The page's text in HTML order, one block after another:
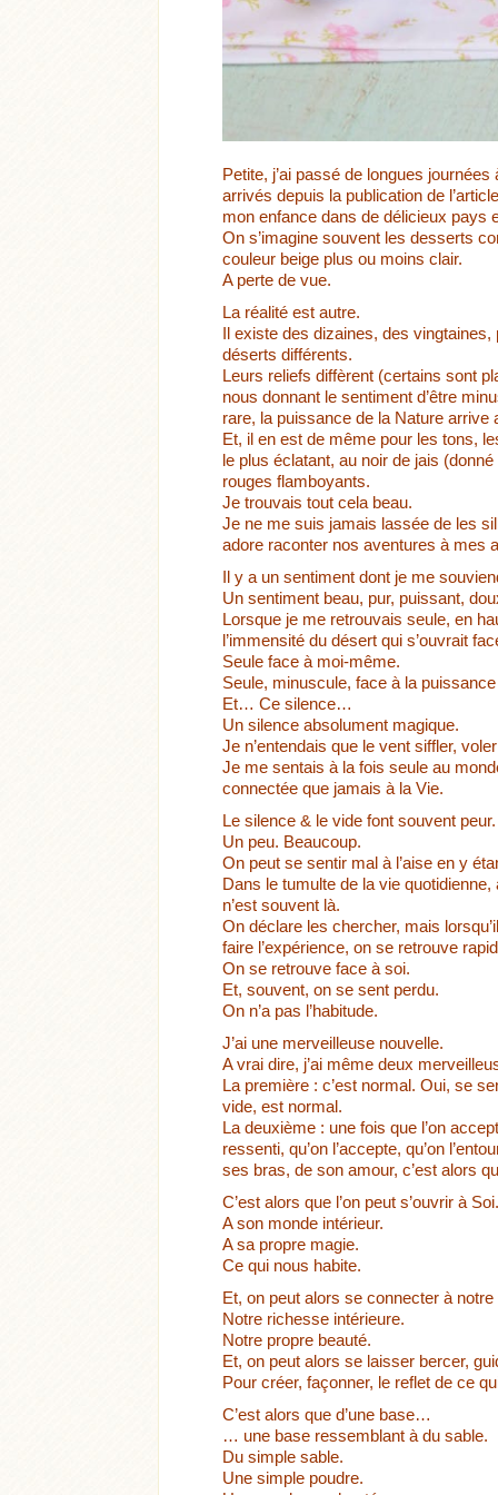
Petite, j’ai passé de longues
arrivés depuis la publication de
mon enfance dans de délicieux pays
On s’imagine souvent les desserts
couleur beige plus ou moins clair.
A perte de vue.
La réalité est autre.
Il existe des dizaines, des
déserts différents.
Leurs reliefs diffèrent (certains sont
nous donnant le sentiment d’être
rare, la puissance de la Nature arrive
Et, il en est de même pour les tons,
le plus éclatant, au noir de jais
rouges flamboyants.
Je trouvais tout cela beau.
Je ne me suis jamais lassée de les
adore raconter nos aventures à mes
Il y a un sentiment dont je me
Un sentiment beau, pur, puissant,
Lorsque je me retrouvais seule, en
l’immensité du désert qui s’ouvrait
Seule face à moi-même.
Seule, minuscule, face à la
Et… Ce silence…
Un silence absolument magique.
Je n’entendais que le vent siffler,
Je me sentais à la fois seule au
connectée que jamais à la Vie.
Le silence & le vide font souvent peur.
Un peu. Beaucoup.
On peut se sentir mal à l’aise en y
Dans le tumulte de la vie
n’est souvent là.
On déclare les chercher, mais
faire l’expérience, on se retrouve
On se retrouve face à soi.
Et, souvent, on se sent perdu.
On n’a pas l’habitude.
J’ai une merveilleuse nouvelle.
A vrai dire, j’ai même deux
La première : c’est normal. Oui, se
vide, est normal.
La deuxième : une fois que l’on
ressenti, qu’on l’accepte, qu’on
ses bras, de son amour, c’est alors
C’est alors que l’on peut s’ouvrir à Soi.
A son monde intérieur.
A sa propre magie.
Ce qui nous habite.
Et, on peut alors se connecter à notre
Notre richesse intérieure.
Notre propre beauté.
Et, on peut alors se laisser bercer,
Pour créer, façonner, le reflet de ce
C’est alors que d’une base…
… une base ressemblant à du sable.
Du simple sable.
Une simple poudre.